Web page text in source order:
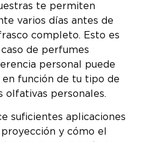
te permiten
varios días antes de
completo. Esto es
de perfumes
personal puede
función de tu tipo de
olfativas personales.
suficientes aplicaciones
y cómo el